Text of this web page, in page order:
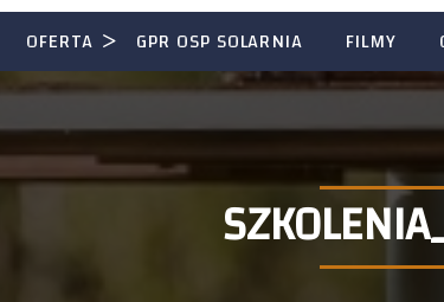
OFERTA GPR OSP SOLARNIA FILMY